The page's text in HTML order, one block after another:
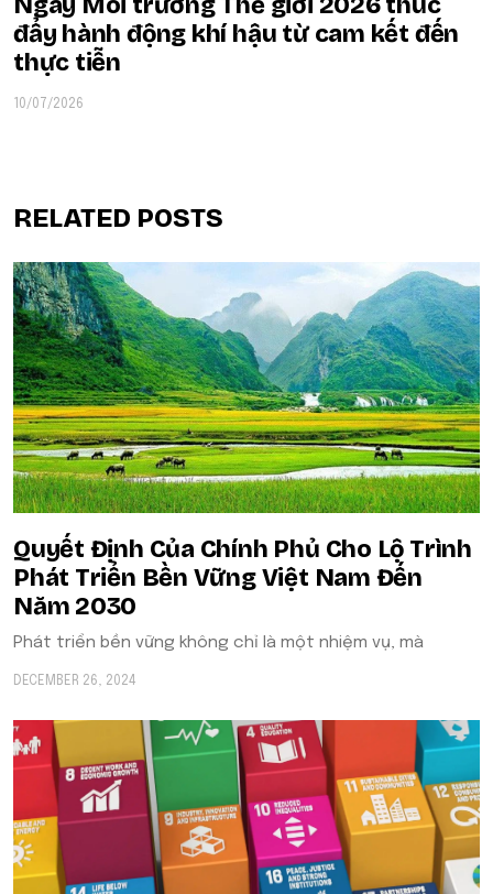
Ngày Môi trường Thế giới 2026 thúc
đẩy hành động khí hậu từ cam kết đến
thực tiễn
10/07/2026
RELATED POSTS
Quyết Định Của Chính Phủ Cho Lộ Trình
Phát Triển Bền Vững Việt Nam Đến
Năm 2030
Phát triển bền vững không chỉ là một nhiệm vụ, mà
DECEMBER 26, 2024